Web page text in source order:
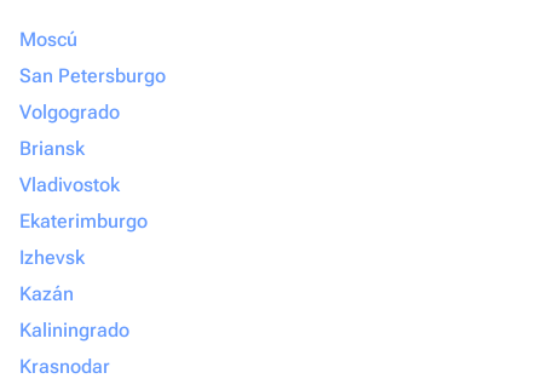
Moscú
San Petersburgo
Volgogrado
Briansk
Vladivostok
Ekaterimburgo
Izhevsk
Kazán
Kaliningrado
Krasnodar